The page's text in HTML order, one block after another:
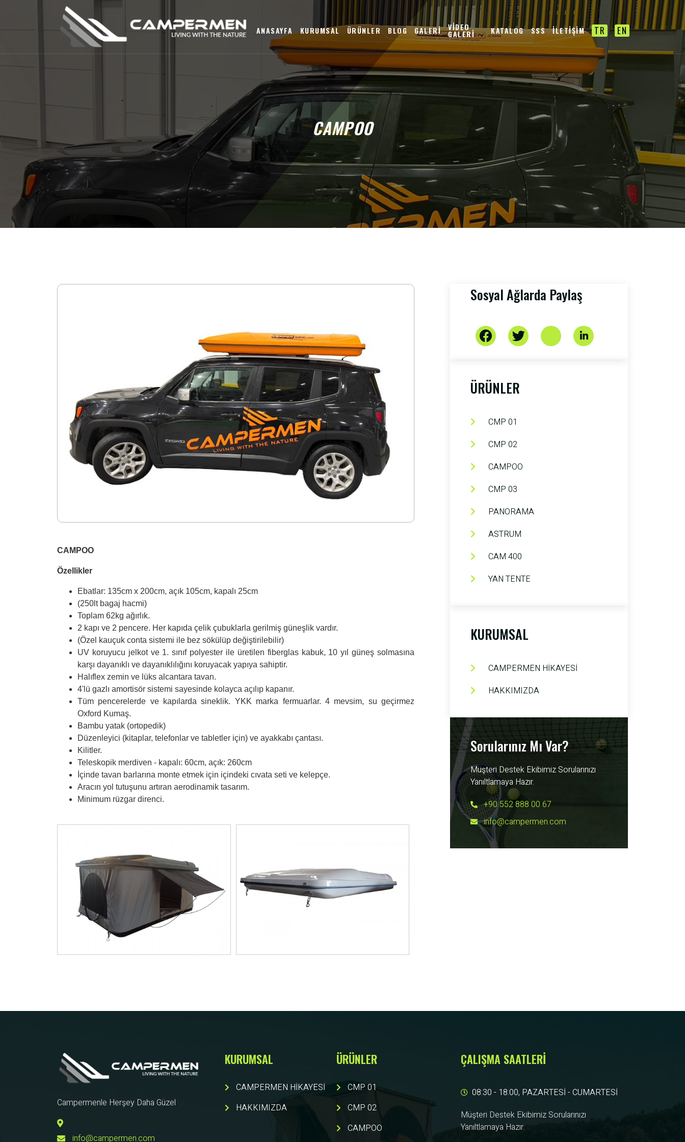
ANASAYFA KURUMSAL ÜRÜNLER BLOG GALERİ VİDEO
GALERİ KATALOG SSS İLETİŞİM TR EN
CAMPOO
CAMPOO
Özellikler
Ebatlar: 135cm x 200cm, açık 105cm, kapalı 25cm
(250lt bagaj hacmi)
Toplam 62kg ağırlık.
2 kapı ve 2 pencere. Her kapıda çelik çubuklarla gerilmiş güneşlik vardır.
(Özel kauçuk conta sistemi ile bez sökülüp değiştirilebilir)
UV koruyucu jelkot ve 1. sınıf polyester ile üretilen fiberglas kabuk, 10 yıl güneş solmasına
karşı dayanıklı ve dayanıklılığını koruyacak yapıya sahiptir.
Halıflex zemin ve lüks alcantara tavan.
4'lü gazlı amortisör sistemi sayesinde kolayca açılıp kapanır.
Tüm pencerelerde ve kapılarda sineklik. YKK marka fermuarlar. 4 mevsim, su geçirmez
Oxford Kumaş.
Bambu yatak (ortopedik)
Düzenleyici (kitaplar, telefonlar ve tabletler için) ve ayakkabı çantası.
Kilitler.
Teleskopik merdiven - kapalı: 60cm, açık: 260cm
İçinde tavan barlarına monte etmek için içindeki cıvata seti ve kelepçe.
Aracın yol tutuşunu artıran aerodinamik tasarım.
Minimum rüzgar direnci.
Sosyal Ağlarda Paylaş
ÜRÜNLER
CMP 01
CMP 02
CAMPOO
CMP 03
PANORAMA
ASTRUM
CAM 400
YAN TENTE
KURUMSAL
CAMPERMEN HİKAYESİ
HAKKIMIZDA
Sorularınız Mı Var?
Müşteri Destek Ekibimiz Sorularınızı
Yanıltlamaya Hazır.
+90 552 888 00 67
info@campermen.com
Campermenle Herşey Daha Güzel
info@campermen.com
KURUMSAL
CAMPERMEN HİKAYESİ
HAKKIMIZDA
ÜRÜNLER
CMP 01
CMP 02
CAMPOO
ÇALIŞMA SAATLERİ
08:30 - 18:00, PAZARTESİ - CUMARTESİ
Müşteri Destek Ekibimiz Sorularınızı
Yanıltlamaya Hazır.